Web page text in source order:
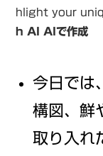
hlight your
h AI
AIで作成
今日では
構図、鮮
取り入れ